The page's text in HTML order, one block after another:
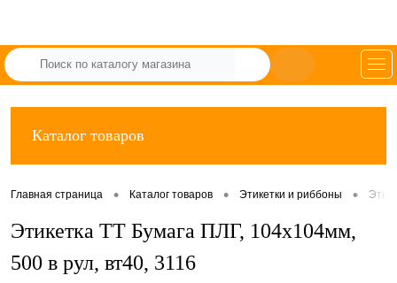
Каталог товаров
Главная страница • Каталог товаров • Этикетки и риббоны •
Этикетка ТТ Бумага ПЛГ, 104х104мм,
500 в рул, вт40, 3116